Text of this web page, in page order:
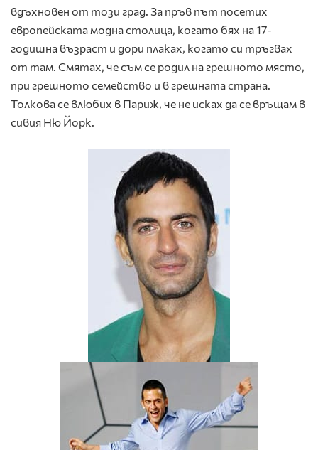
вдъхновен от този град. За пръв път посетих
европейската модна столица, когато бях на 17-
годишна възраст и дори плаках, когато си тръгвах
от там. Смятах, че съм се родил на грешното място,
при грешното семейство и в грешната страна.
Толкова се влюбих в Париж, че не исках да се връщам в
сивия Ню Йорк.